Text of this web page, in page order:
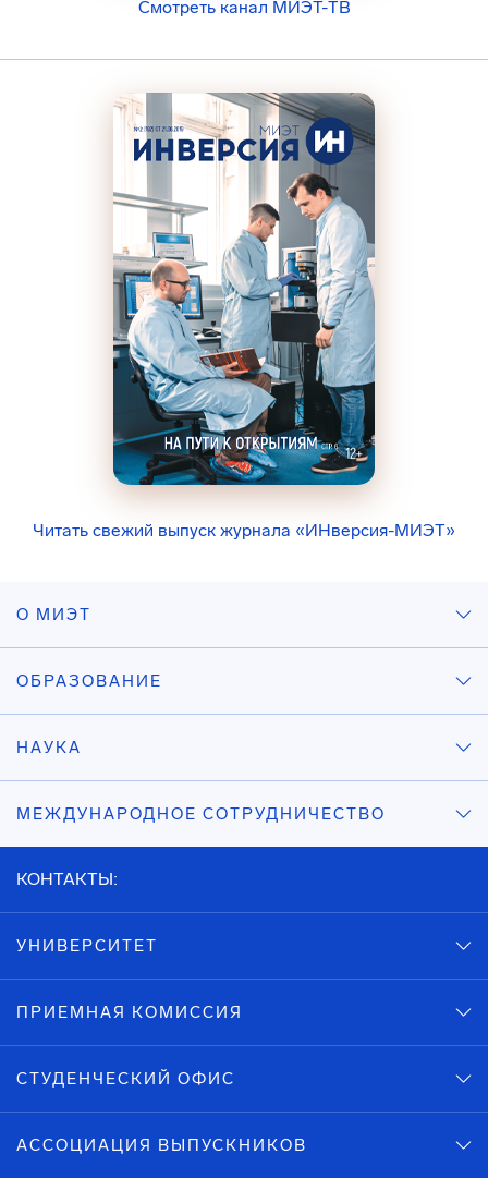
Смотреть канал МИЭТ-ТВ
Читать свежий выпуск журнала «ИНверсия-МИЭТ»
О МИЭТ
ОБРАЗОВАНИЕ
НАУКА
МЕЖДУНАРОДНОЕ СОТРУДНИЧЕСТВО
КОНТАКТЫ:
УНИВЕРСИТЕТ
ПРИЕМНАЯ КОМИССИЯ
СТУДЕНЧЕСКИЙ ОФИС
АССОЦИАЦИЯ ВЫПУСКНИКОВ